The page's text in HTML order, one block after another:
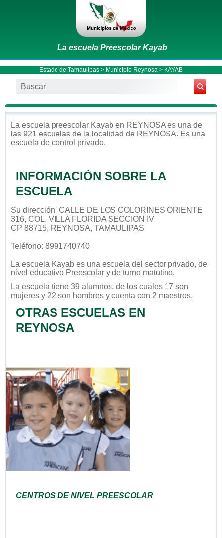
La escuela Preescolar Kayab
Estado de Tamaulipas > Municipio Reynosa > KAYAB
La escuela preescolar Kayab en REYNOSA es una de
las 921 escuelas de la localidad de REYNOSA. Es una
escuela de control privado.
INFORMACIÓN SOBRE LA
ESCUELA
Su dirección: CALLE DE LOS COLORINES ORIENTE
316, COL. VILLA FLORIDA SECCION IV
CP 88715, REYNOSA, TAMAULIPAS
Teléfono: 8991740740
La escuela Kayab es una escuela del sector privado, de
nivel educativo Preescolar y de turno matutino.
La escuela tiene 39 alumnos, de los cuales 17 son
mujeres y 22 son hombres y cuenta con 2 maestros.
OTRAS ESCUELAS EN
REYNOSA
CENTROS DE NIVEL PREESCOLAR